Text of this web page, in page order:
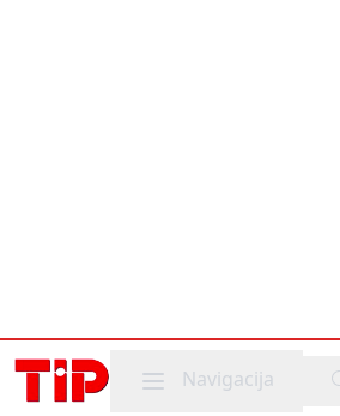
Mobile menu
Navigacija